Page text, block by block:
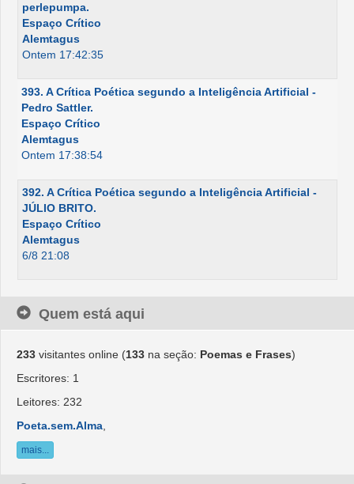
perlepumpa.
Espaço Crítico
Alemtagus
Ontem 17:42:35
393. A Crítica Poética segundo a Inteligência Artificial -
Pedro Sattler.
Espaço Crítico
Alemtagus
Ontem 17:38:54
392. A Crítica Poética segundo a Inteligência Artificial -
JÚLIO BRITO.
Espaço Crítico
Alemtagus
6/8 21:08
Quem está aqui
233 visitantes online (133 na seção: Poemas e Frases)
Escritores: 1
Leitores: 232
Poeta.sem.Alma
mais...